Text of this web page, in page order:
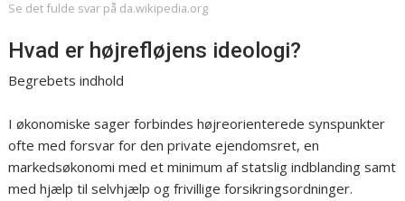
Se det fulde svar på da.wikipedia.org
Hvad er højrefløjens ideologi?
Begrebets indhold
I økonomiske sager forbindes højreorienterede synspunkter
ofte med forsvar for den private ejendomsret, en
markedsøkonomi med et minimum af statslig indblanding samt
med hjælp til selvhjælp og frivillige forsikringsordninger.